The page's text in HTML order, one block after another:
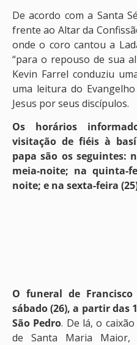
De acordo com a Santa
frente ao Altar da
onde o coro cantou a
“para o repouso de sua
Kevin Farrel conduziu
uma leitura do
Jesus por seus discípulos.
Os horários
visitação de fiéis à
papa são os seguintes:
meia-noite; na quinta-
noite; e na sexta-feira
O funeral de
sábado (26), a partir das
São Pedro. De lá, o
de Santa Maria